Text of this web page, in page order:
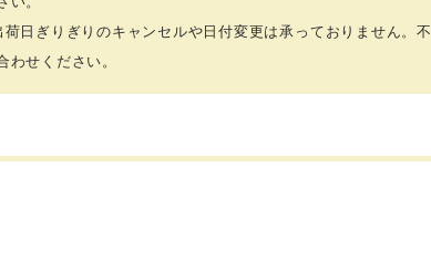
日ぎりぎりのキャンセルや日付変更は承っておりません。不
せください。